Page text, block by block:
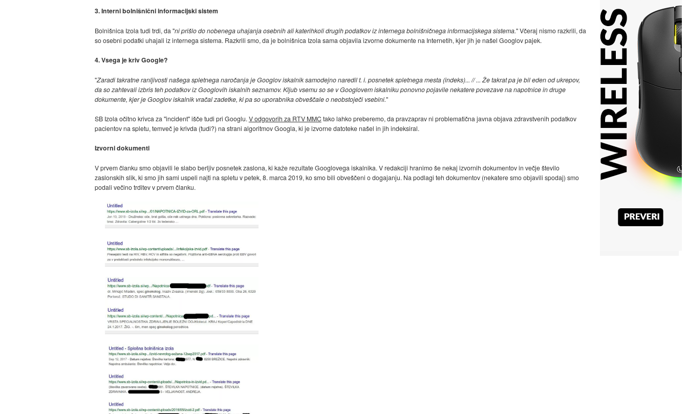
3. Interni bolnišnični informacijski sistem
Bolnišnica Izola tudi trdi, da "ni prišlo do nobenega uhajanja osebnih ali katerihkoli drugih podatkov iz internega bolnišničnega informacijskega sistema." Včeraj nismo razkrili, da
so osebni podatki uhajali iz internega sistema. Razkrili smo, da je bolnišnica Izola sama objavila izvorne dokumente na Internetih, kjer jih je našel Googlov pajek.
4. Vsega je kriv Google?
"Zaradi takratne ranljivosti našega spletnega naročanja je Googlov iskalnik samodejno naredil t. i. posnetek spletnega mesta (indeks)... // ... Že takrat pa je bil eden od ukrepov,
da so zahtevali izbris teh podatkov iz Googlovih iskalnih seznamov. Kljub vsemu so se v Googlovem iskalniku ponovno pojavile nekatere povezave na napotnice in druge
dokumente, kjer je Googlov iskalnik vračal zadetke, ki pa so uporabnika obveščale o neobstoječi vsebini."
SB Izola očitno krivca za "incident" išče tudi pri Googlu. V odgovorih za RTV MMC tako lahko preberemo, da pravzaprav ni problematična javna objava zdravstvenih podatkov
pacientov na spletu, temveč je krivda (tudi?) na strani algoritmov Googla, ki je izvorne datoteke našel in jih indeksiral.
Izvorni dokumenti
V prvem članku smo objavili le slabo berljiv posnetek zaslona, ki kaže rezultate Googlovega iskalnika. V redakciji hranimo še nekaj izvornih dokumentov in večje število
zaslonskih slik, ki smo jih sami uspeli najti na spletu v petek, 8. marca 2019, ko smo bili obveščeni o dogajanju. Na podlagi teh dokumentov (nekatere smo objavili spodaj) smo
podali večino trditev v prvem članku.